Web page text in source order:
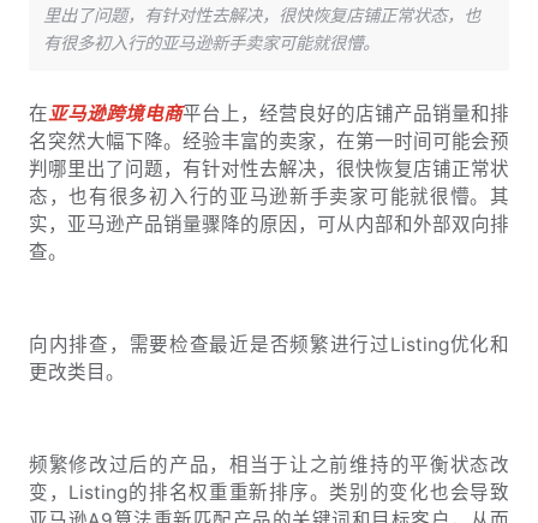
里出了问题，有针对性去解决，很快恢复店铺正常状态，也
有很多初入行的亚马逊新手卖家可能就很懵。
在亚马逊跨境电商平台上，经营良好的店铺产品销量和排
名突然大幅下降。经验丰富的卖家，在第一时间可能会预
判哪里出了问题，有针对性去解决，很快恢复店铺正常状
态，也有很多初入行的亚马逊新手卖家可能就很懵。其
实，亚马逊产品销量骤降的原因，可从内部和外部双向排
查。
向内排查，需要检查最近是否频繁进行过Listing优化和
更改类目。
频繁修改过后的产品，相当于让之前维持的平衡状态改
变，Listing的排名权重重新排序。类别的变化也会导致